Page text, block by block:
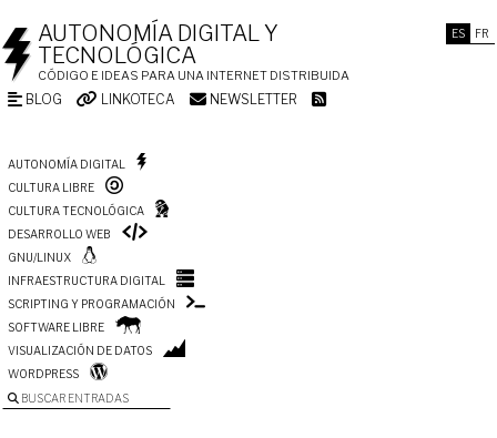
ES FR
AUTONOMÍA DIGITAL Y
TECNOLÓGICA
CÓDIGO E IDEAS PARA UNA INTERNET DISTRIBUIDA
BLOG LINKOTECA NEWSLETTER
AUTONOMÍA DIGITAL
CULTURA LIBRE
CULTURA TECNOLÓGICA
DESARROLLO WEB
GNU/LINUX
INFRAESTRUCTURA DIGITAL
SCRIPTING Y PROGRAMACIÓN
SOFTWARE LIBRE
VISUALIZACIÓN DE DATOS
WORDPRESS
BUSCAR ENTRADAS